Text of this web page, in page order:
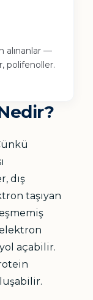
alınanlar —
polifenoller.
dış
taşıyan
açabilir.